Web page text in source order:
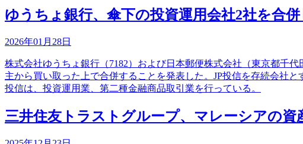
ゆうちょ銀行、傘下の投資運用会社2社を合
2026年01月28日
株式会社ゆうちょ銀行（7182）および日本郵便株式会社（東京都千
主から買い取った上で合併することを発表した。JP投信を存続会社
投信は、投資運用業、第二種金融商品取引業を行っている。
三井住友トラストグループ、マレーシアの資